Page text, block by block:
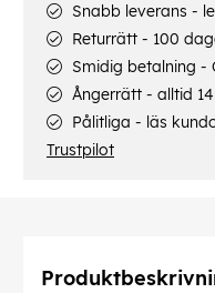
Snabb leverans -
Returrätt - 100
Smidig betalning -
Ångerrätt - alltid
Pålitliga - läs
Trustpilot